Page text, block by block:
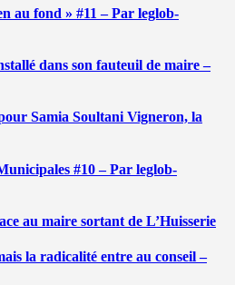
au fond » #11 – Par leglob-
dans son fauteuil de maire –
Samia Soultani Vigneron, la
#10 – Par leglob-
au maire sortant de L’Huisserie
la radicalité entre au conseil –